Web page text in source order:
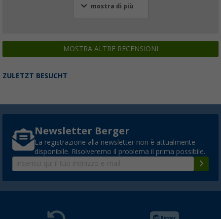
mostra di più
MOSTRA ALTRE RECENSIONI
ZULETZT BESUCHT
Newsletter Berger
La registrazione alla newsletter non è attualmente
disponibile. Risolveremo il problema il prima possibile.